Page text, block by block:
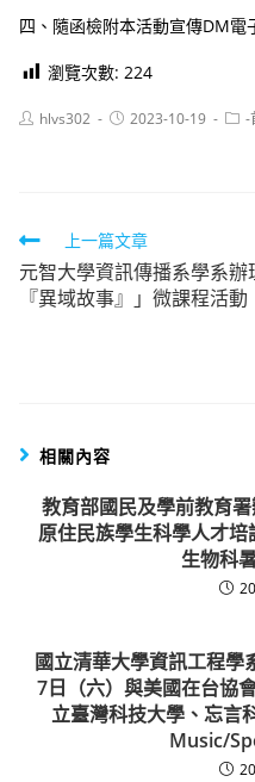
四、隨函檢附本活動宣傳DM電
瀏覽次數: 224
Posthlvs302
Post2023-10-19
Post
-
Read
more
articles
上一篇文章
元智大學資訊傳播系學系
『異域故事』」微課程活動
相關內容
教育部國民及學前教育
原住民族學生科學人才培
生物科
國立清華大學資訊工程學
7日（六）與美國在台協
立臺灣科技大學、忘言
Music/